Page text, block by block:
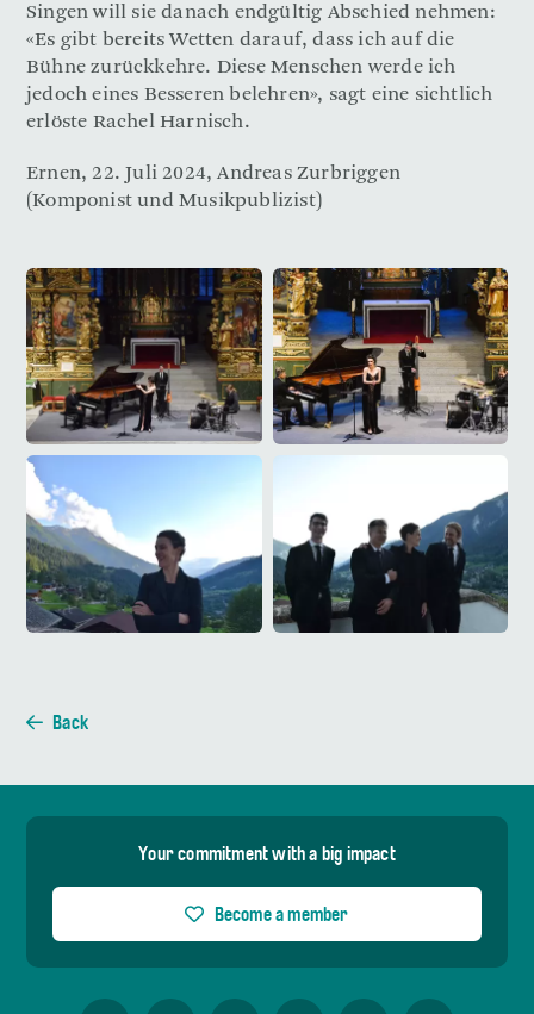
Singen will sie danach endgültig Abschied nehmen:
«Es gibt bereits Wetten darauf, dass ich auf die
Bühne zurückkehre. Diese Menschen werde ich
jedoch eines Besseren belehren», sagt eine sichtlich
erlöste Rachel Harnisch.
Ernen, 22. Juli 2024, Andreas Zurbriggen
(Komponist und Musikpublizist)
Back
Your commitment with a big impact
Become a member